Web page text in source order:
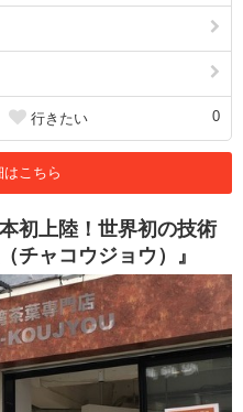
行きたい 0
はこちら
初上陸！世界初の技術
チャコウジョウ）』